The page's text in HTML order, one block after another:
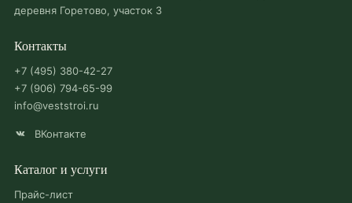
деревня Горетово, участок 3
Контакты
+7 (495) 380-42-27
+7 (906) 794-65-99
info@veststroi.ru
ВКонтакте
Каталог и услуги
Прайс-лист